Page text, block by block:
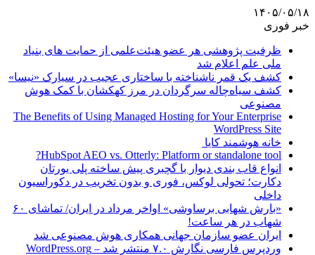
۱۴۰۵/۰۵/۱۸
خبر فوری
ظرفیت پژوهشی هر عضو هیئت‌علمی از حمایت های بنیاد
ملی علم اعلام شد
کشف یک قمر ناشناخته با ساختاری عجیب در سیارک «نیسا»
کشف سیاه‌چاله سرگردان در مرز کهکشان با کمک هوش
مصنوعی
The Benefits of Using Managed Hosting for Your Enterprise
WordPress Site
خانه هوشمند کایا
HubSpot AEO vs. Otterly: Platform or standalone tool?
انواع قاب بندی دیوار با گچبری پیش ساخته پلی یورتان
دکارت؛ تحولی لوکس، فوری و بدون تخریب در دکوراسیون
داخلی
«بارش شهابی برساوشی» اواخر مرداد در ایران/ تماشای ۶۰
شهاب در هر ساعت!
ایران عضو سازمان جهانی همکاری هوش مصنوعی شد
وردپرس فارسی نگارش ۷.۰ منتشر شد – WordPress.org